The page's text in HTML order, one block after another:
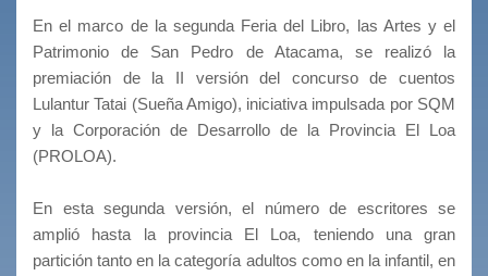
En el marco de la segunda Feria del Libro, las Artes y el
Patrimonio de San Pedro de Atacama, se realizó la
premiación de la II versión del concurso de cuentos
Lulantur Tatai (Sueña Amigo), iniciativa impulsada por SQM
y la Corporación de Desarrollo de la Provincia El Loa
(PROLOA).
En esta segunda versión, el número de escritores se
amplió hasta la provincia El Loa, teniendo una gran
partición tanto en la categoría adultos como en la infantil, en